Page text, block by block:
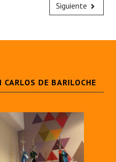
Siguiente
DE BARILOCHE